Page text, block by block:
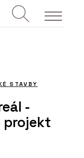
STAVBY
-
projekt